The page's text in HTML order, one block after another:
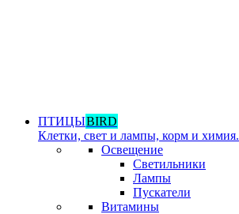
ПТИЦЫBIRD
Клетки, свет и лампы, корм и химия.
Освещение
Светильники
Лампы
Пускатели
Витамины